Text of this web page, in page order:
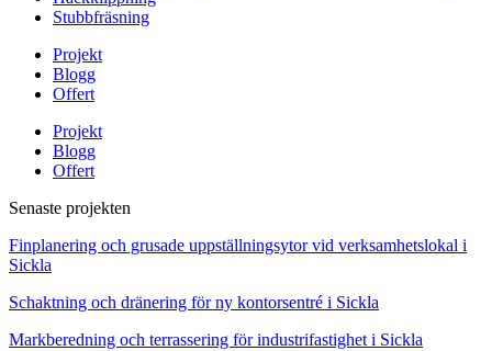
Stubbfräsning
Projekt
Blogg
Offert
Projekt
Blogg
Offert
Senaste projekten
Finplanering och grusade uppställningsytor vid verksamhetslokal i
Sickla
Schaktning och dränering för ny kontorsentré i Sickla
Markberedning och terrassering för industrifastighet i Sickla